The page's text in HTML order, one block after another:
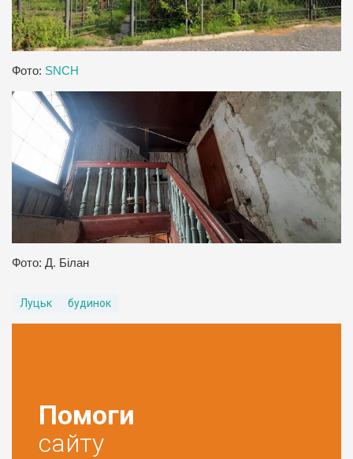
Фото: SNCH
Фото: Д. Білан
Луцьк будинок
Помоги
сайту